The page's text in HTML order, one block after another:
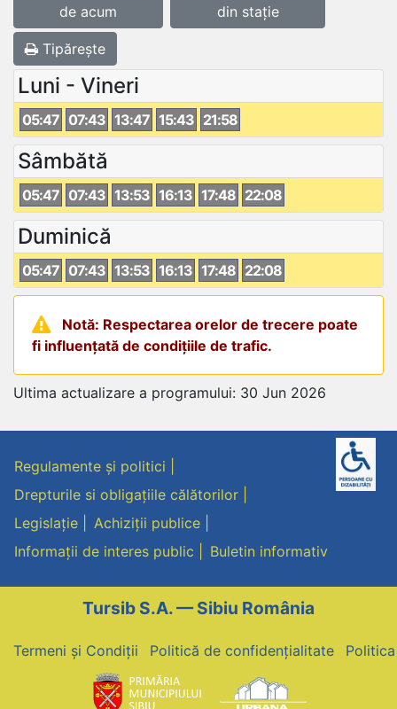
de acum
din stație
Tipărește
Luni - Vineri
05:47 07:43 13:47 15:43 21:58
Sâmbătă
05:47 07:43 13:53 16:13 17:48 22:08
Duminică
05:47 07:43 13:53 16:13 17:48 22:08
Notă: Respectarea orelor de trecere poate
fi influențată de condițiile de trafic.
Ultima actualizare a programului: 30 Jun 2026
Regulamente și politici
Drepturile si obligațiile călătorilor
Legislație
Achiziții publice
Informații de interes public
Buletin informativ
Tursib S.A. — Sibiu România
Termeni și Condiții Politică de confidențialitate